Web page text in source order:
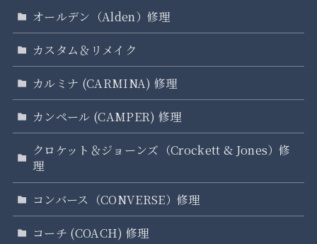
オールデン（Alden）修理
カスタム＆リメイク
カルミナ (CARMINA) 修理
カンペール (CAMPER) 修理
クロケット＆ジョーンズ（Crockett & Jones）修
理
コンバース（CONVERSE）修理
コーチ (COACH) 修理